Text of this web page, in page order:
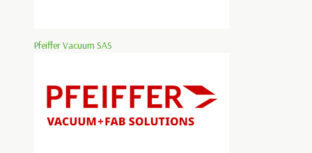
Pfeiffer Vacuum SAS